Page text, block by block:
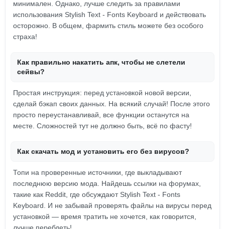
минимален. Однако, лучше следить за правилами
использования Stylish Text - Fonts Keyboard и действовать
осторожно. В общем, фармить стиль можете без особого
страха!
Как правильно накатить апк, чтобы не слетели
сейвы?
Простая инструкция: перед установкой новой версии,
сделай бэкап своих данных. На всякий случай! После этого
просто переустанавливай, все функции останутся на
месте. Сложностей тут не должно быть, всё по фасту!
Как скачать мод и установить его без вирусов?
Топи на проверенные источники, где выкладывают
последнюю версию мода. Найдешь ссылки на форумах,
такие как Reddit, где обсуждают Stylish Text - Fonts
Keyboard. И не забывай проверять файлы на вирусы перед
установкой — время тратить не хочется, как говорится,